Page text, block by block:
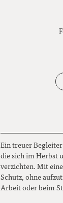
Ein treuer
die sich im Herbst
verzichten. Mit
Schutz, ohne
Arbeit oder beim